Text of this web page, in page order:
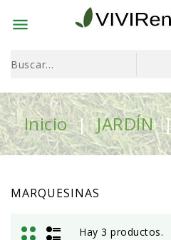

Inicio JARDÍN
MARQUESINAS
Hay 3 productos.